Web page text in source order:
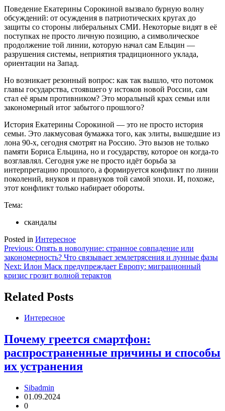
Поведение Екатерины Сорокиной вызвало бурную волну
обсуждений: от осуждения в патриотических кругах до
защиты со стороны либеральных СМИ. Некоторые видят в её
поступках не просто личную позицию, а символическое
продолжение той линии, которую начал сам Ельцин —
разрушения системы, неприятия традиционного уклада,
ориентации на Запад.
Но возникает резонный вопрос: как так вышло, что потомок
главы государства, стоявшего у истоков новой России, сам
стал её ярым противником? Это моральный крах семьи или
закономерный итог забытого прошлого?
История Екатерины Сорокиной — это не просто история
семьи. Это лакмусовая бумажка того, как элиты, вышедшие из
лона 90-х, сегодня смотрят на Россию. Это вызов не только
памяти Бориса Ельцина, но и государству, которое он когда-то
возглавлял. Сегодня уже не просто идёт борьба за
интерпретацию прошлого, а формируется конфликт по линии
поколений, внуков и правнуков той самой эпохи. И, похоже,
этот конфликт только набирает обороты.
Тема:
скандалы
Posted in Интересное
Навигация
по
записям
Previous: Опять в новолуние: странное совпадение или
закономерность? Что связывает землетрясения и лунные фазы
Next: Илон Маск предупреждает Европу: миграционный
кризис грозит волной терактов
Related Posts
Интересное
Почему греется смартфон:
распространенные причины и способы
их устранения
Sibadmin
01.09.2024
0